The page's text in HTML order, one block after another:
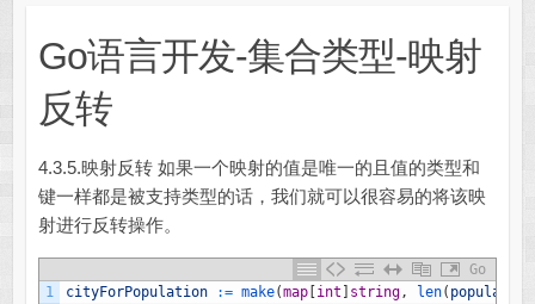
Go语言开发-集合类型-映射
反转
4.3.5.映射反转 如果一个映射的值是唯一的且值的类型和
键一样都是被支持类型的话，我们就可以很容易的将该映
射进行反转操作。
Go
1
cityForPopulation := make(map[ int string, len(